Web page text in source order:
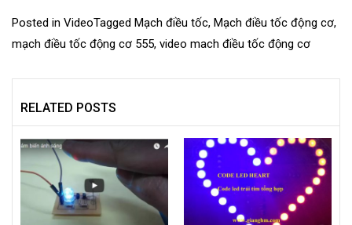
Posted in VideoTagged Mạch điều tốc, Mạch điều tốc động cơ,
mạch điều tốc động cơ 555, video mach điều tốc động cơ
RELATED POSTS